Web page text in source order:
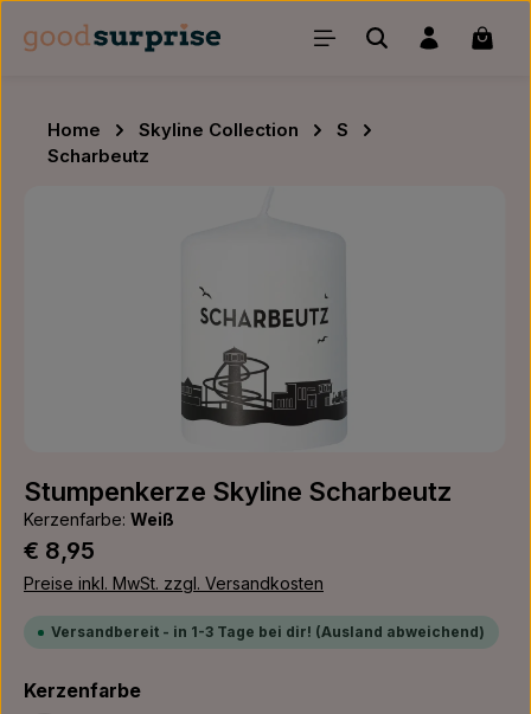
Zum Hauptinhalt springen
Home Skyline Collection
S
Scharbeutz
Stumpenkerze Skyline Scharbeutz
Kerzenfarbe: Weiß
Regulärer Preis:
€ 8,95
Preise inkl. MwSt. zzgl. Versandkosten
Versandbereit - in 1-3 Tage bei dir! (Ausland abweichend)
Kerzenfarbeauswählen